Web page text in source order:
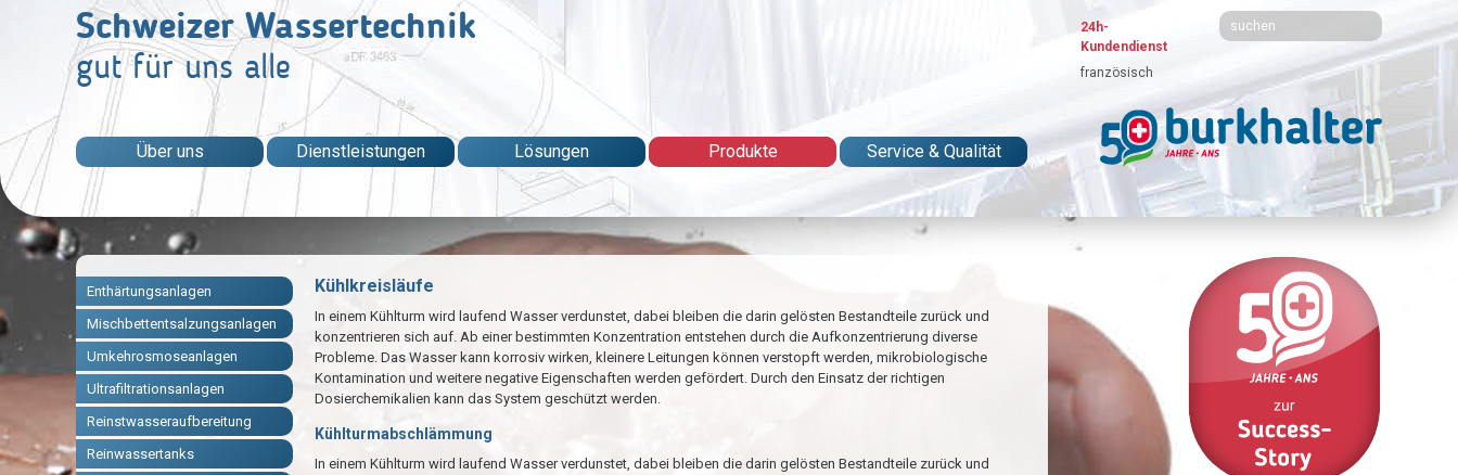
Schweizer Wassertechnik
gut für uns alle
24h-
Kundendienst
französisch
Über uns Dienstleistungen Lösungen Produkte Service & Qualität
Enthärtungsanlagen
Mischbettentsalzungsanlagen
Umkehrosmoseanlagen
Ultrafiltrationsanlagen
Reinstwasseraufbereitung
Reinwassertanks
Kühlkreisläufe
In einem Kühlturm wird laufend Wasser verdunstet, dabei bleiben die darin gelösten Bestandteile zurück und
konzentrieren sich auf. Ab einer bestimmten Konzentration entstehen durch die Aufkonzentrierung diverse
Probleme. Das Wasser kann korrosiv wirken, kleinere Leitungen können verstopft werden, mikrobiologische
Kontamination und weitere negative Eigenschaften werden gefördert. Durch den Einsatz der richtigen
Dosierchemikalien kann das System geschützt werden.
Kühlturmabschlämmung
In einem Kühlturm wird laufend Wasser verdunstet, dabei bleiben die darin gelösten Bestandteile zurück und